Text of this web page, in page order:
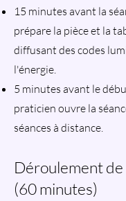
15 minutes avant la
prépare la pièce et la
diffusant des codes
l'énergie.
5 minutes avant le
praticien ouvre la
séances à distance.
Déroulement de
(60 minutes)